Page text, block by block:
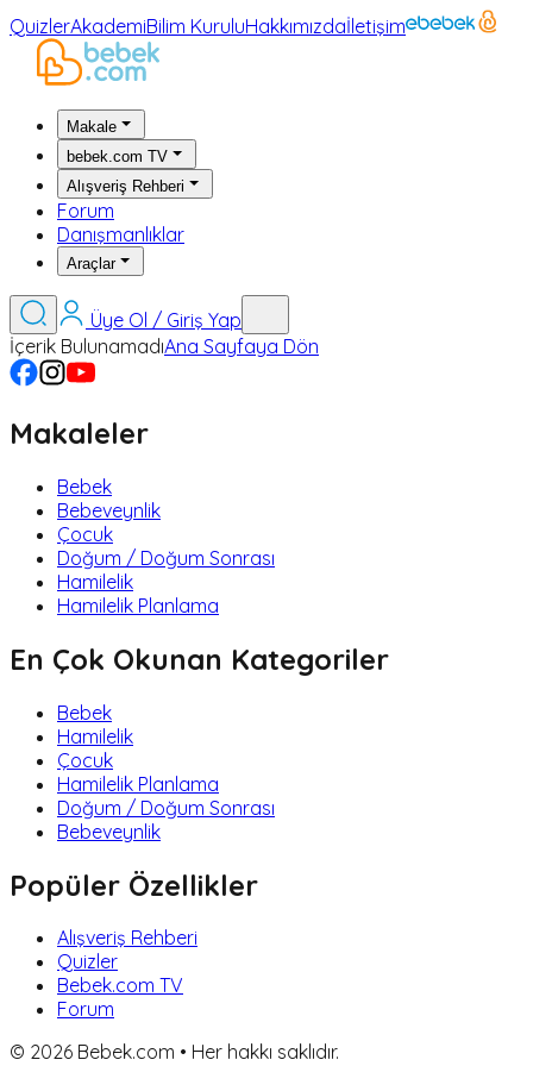
QuizlerAkademiBilim KuruluHakkımızdaİletişim
Makale
bebek.com TV
Alışveriş Rehberi
Forum
Danışmanlıklar
Araçlar
Üye Ol / Giriş Yap
İçerik BulunamadıAna Sayfaya Dön
Makaleler
Bebek
Bebeveynlik
Çocuk
Doğum / Doğum Sonrası
Hamilelik
Hamilelik Planlama
En Çok Okunan Kategoriler
Bebek
Hamilelik
Çocuk
Hamilelik Planlama
Doğum / Doğum Sonrası
Bebeveynlik
Popüler Özellikler
Alışveriş Rehberi
Quizler
Bebek.com TV
Forum
© 2026 Bebek.com • Her hakkı saklıdır.